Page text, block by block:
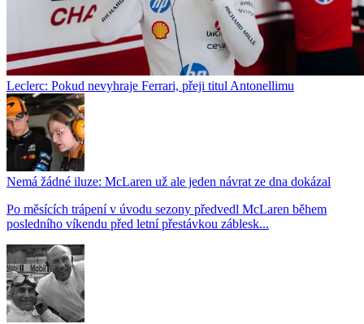
Leclerc: Pokud nevyhraje Ferrari, přeji titul Antonellimu
Nemá žádné iluze: McLaren už ale jeden návrat ze dna dokázal
Po měsících trápení v úvodu sezony předvedl McLaren během
posledního víkendu před letní přestávkou záblesk...